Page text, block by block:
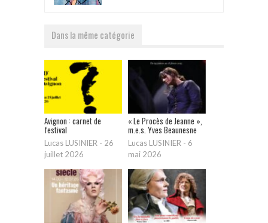
Dans la même catégorie
Avignon : carnet de
festival
Lucas LUSINIER - 26
juillet 2026
« Le Procès de Jeanne »,
m.e.s. Yves Beaunesne
Lucas LUSINIER - 6
mai 2026